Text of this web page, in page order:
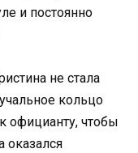
и постоянно
не стала
кольцо
официанту, чтобы
оказался